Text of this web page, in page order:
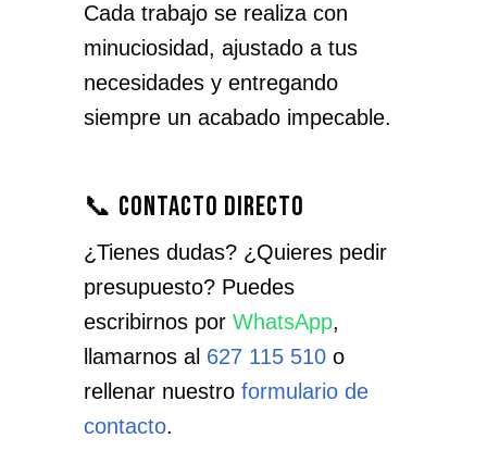
Cada trabajo se realiza con
minuciosidad, ajustado a tus
necesidades y entregando
siempre un acabado impecable.
📞 Contacto directo
¿Tienes dudas? ¿Quieres pedir
presupuesto? Puedes
escribirnos por WhatsApp,
llamarnos al 627 115 510o
rellenar nuestro formulario de
contacto.